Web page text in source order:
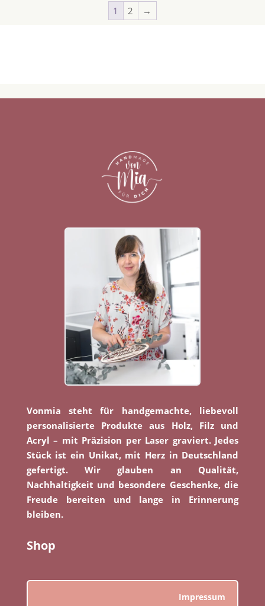
1 2 →
Vonmia steht für handgemachte, liebevoll
personalisierte Produkte aus Holz, Filz und
Acryl – mit Präzision per Laser graviert. Jedes
Stück ist ein Unikat, mit Herz in Deutschland
gefertigt. Wir glauben an Qualität,
Nachhaltigkeit und besondere Geschenke, die
Freude bereiten und lange in Erinnerung
bleiben.
Shop
Impressum